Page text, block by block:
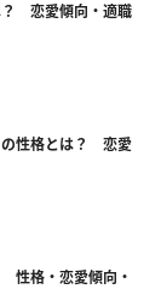
？ 恋愛傾向・適職
の性格とは？ 恋愛
性格・恋愛傾向・